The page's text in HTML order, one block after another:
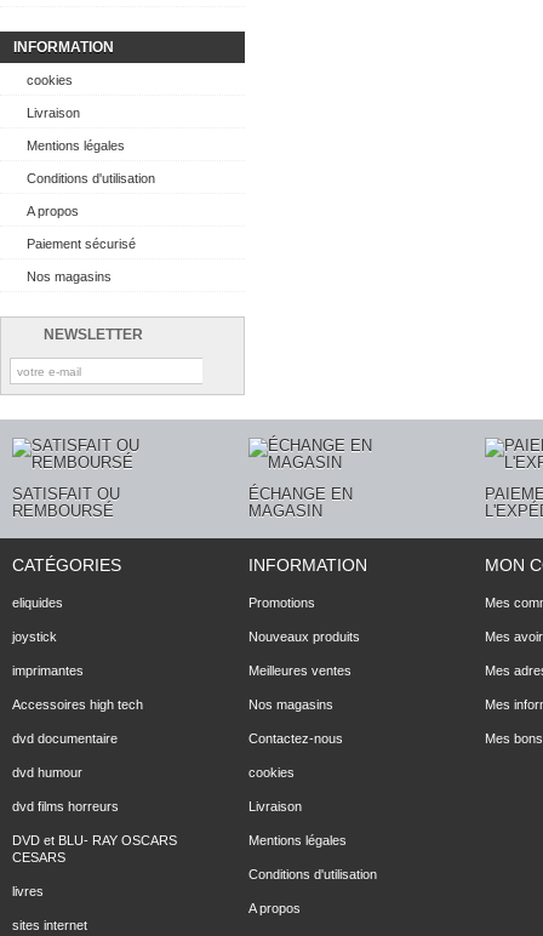
INFORMATION
cookies
Livraison
Mentions légales
Conditions d'utilisation
A propos
Paiement sécurisé
Nos magasins
NEWSLETTER
SATISFAIT OU
REMBOURSÉ
ÉCHANGE EN
MAGASIN
CATÉGORIES
eliquides
joystick
imprimantes
Accessoires high tech
dvd documentaire
dvd humour
dvd films horreurs
DVD et BLU- RAY OSCARS
CESARS
livres
sites internet
INFORMATION
Promotions
Nouveaux produits
Meilleures ventes
Nos magasins
Contactez-nous
cookies
Livraison
Mentions légales
Conditions d'utilisation
A propos
MON
Mes
Mes
Mes
Mes
Mes